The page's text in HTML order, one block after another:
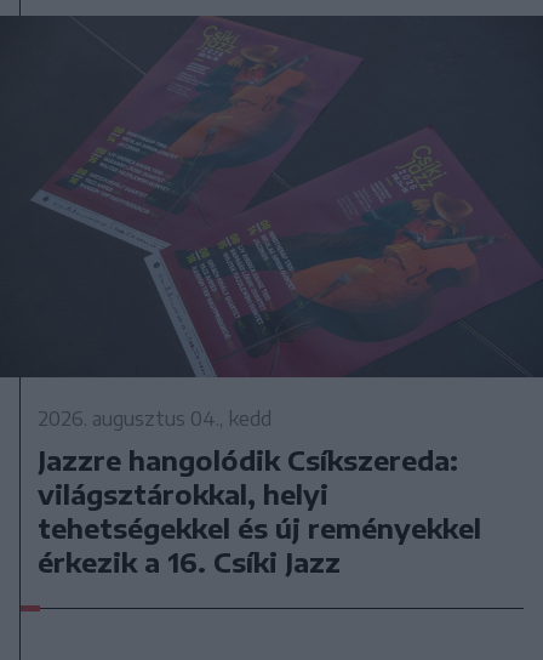
2026. augusztus 04., kedd
Jazzre hangolódik Csíkszereda:
világsztárokkal, helyi
tehetségekkel és új reményekkel
érkezik a 16. Csíki Jazz